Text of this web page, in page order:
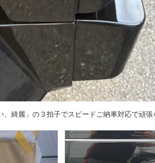
、綺麗」の３拍子でスピードご納車対応で頑